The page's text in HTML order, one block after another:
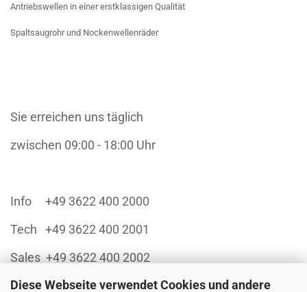
Diese Webseite verwendet Cookies und andere
Antriebswellen in einer erstklassigen Qualität
Spaltsaugrohr und Nockenwellenräder
Sie erreichen uns täglich
zwischen 09:00 - 18:00 Uhr
Info +49 3622 400 2000
Tech +49 3622 400 2001
Sales +49 3622 400 2002